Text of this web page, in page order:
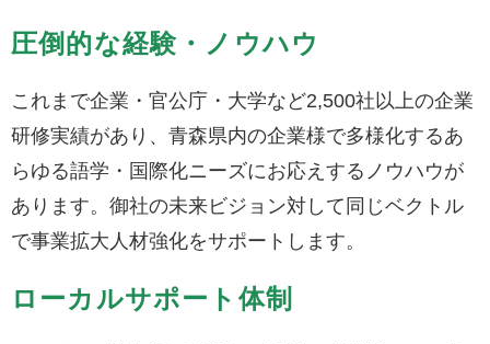
圧倒的な経験・ノウハウ
これまで企業・官公庁・大学など2,500社以上の企業
研修実績があり、青森県内の企業様で多様化するあ
らゆる語学・国際化ニーズにお応えするノウハウが
あります。御社の未来ビジョン対して同じベクトル
で事業拡大人材強化をサポートします。
ローカルサポート体制